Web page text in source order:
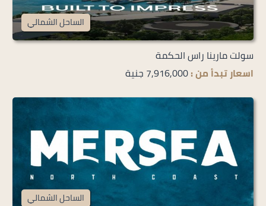
الساحل الشمالي
سولت مارينا راس الحكمة
اسعار تبدأ من :7,916,000 جنية
الساحل الشمالي